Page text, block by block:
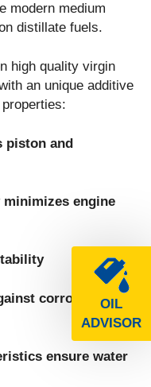
OIL
ADVISOR
modern medium
distillate fuels.
high quality virgin
an unique additive
piston and
minimizes engine
corrosive
ensure water